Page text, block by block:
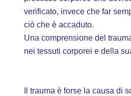
verificato, invece che far
ciò che è accaduto.
Una comprensione del
nei tessuti corporei e della
Il trauma è forse la causa di